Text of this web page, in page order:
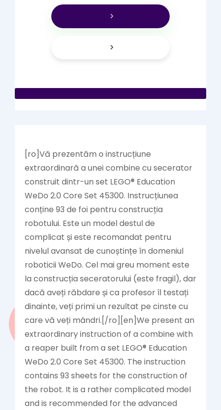
[ro]Vă prezentăm o instrucțiune
extraordinară a unei combine cu secerator
construit dintr-un set LEGO® Education
WeDo 2.0 Core Set 45300. Instrucțiunea
conține 93 de foi pentru construcția
robotului. Este un model destul de
complicat și este recomandat pentru
nivelul avansat de cunoștințe în domeniul
roboticii WeDo. Cel mai greu moment este
la construcția seceratorului (este fragil), dar
dacă aveți răbdare și ca profesor îl testați
dinainte, veți primi un rezultat pe cinste cu
care vă veți mândri.[/ro][en]We present an
extraordinary instruction of a combine with
a reaper built from a set LEGO® Education
WeDo 2.0 Core Set 45300. The instruction
contains 93 sheets for the construction of
the robot. It is a rather complicated model
and is recommended for the advanced